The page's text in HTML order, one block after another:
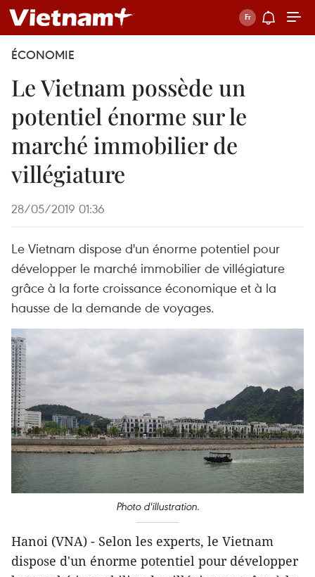
ÉCONOMIE
Le Vietnam possède un
potentiel énorme sur le
marché immobilier de
villégiature
28/05/2019 01:36
Le Vietnam dispose d'un énorme potentiel pour
développer le marché immobilier de villégiature
grâce à la forte croissance économique et à la
hausse de la demande de voyages.
Photo d'illustration.
Hanoi (VNA) - Selon les experts, le Vietnam
dispose d'un énorme potentiel pour développer